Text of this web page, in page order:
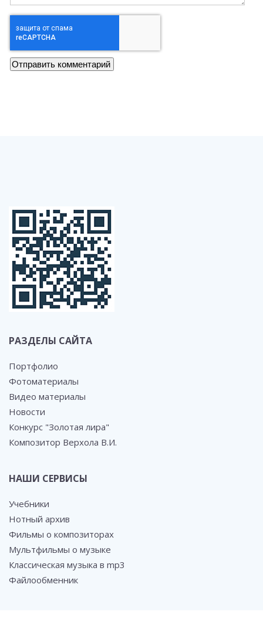
РАЗДЕЛЫ САЙТА
Портфолио
Фотоматериалы
Видео материалы
Новости
Конкурс "Золотая лира"
Композитор Верхола В.И.
НАШИ СЕРВИСЫ
Учебники
Нотный архив
Фильмы о композиторах
Мультфильмы о музыке
Классическая музыка в mp3
Файлообменник